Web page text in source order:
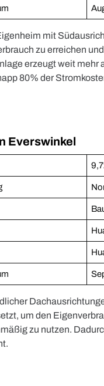
mit
zu erreichen
erzeugt weit mehr
80% der
Everswinkel
um den
zu nutzen.